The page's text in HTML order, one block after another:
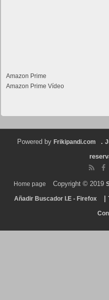
Amazon Prime
Amazon Prime Vídeo
Powered by Frikipandi.com .
Home page Copyright © 2019
Añadir Buscador I.E - Firefox |